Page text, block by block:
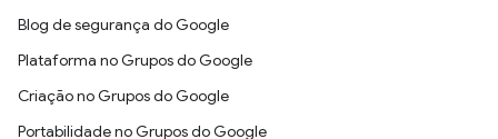
Blog de segurança do Google
Plataforma no Grupos do Google
Criação no Grupos do Google
Portabilidade no Grupos do Google